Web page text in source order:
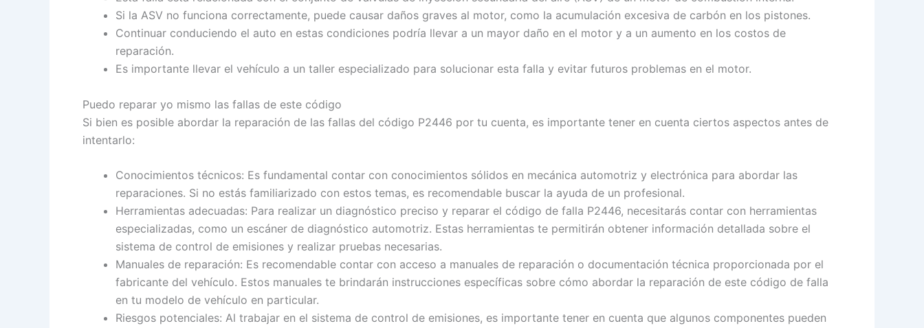
Si la ASV no funciona correctamente, puede causar daños graves al motor, como la acumulación excesiva de carbón en los pistones.
Continuar conduciendo el auto en estas condiciones podría llevar a un mayor daño en el motor y a un aumento en los costos de
reparación.
Es importante llevar el vehículo a un taller especializado para solucionar esta falla y evitar futuros problemas en el motor.
Puedo reparar yo mismo las fallas de este código
Si bien es posible abordar la reparación de las fallas del código P2446 por tu cuenta, es importante tener en cuenta ciertos aspectos antes de
intentarlo:
Conocimientos técnicos: Es fundamental contar con conocimientos sólidos en mecánica automotriz y electrónica para abordar las
reparaciones. Si no estás familiarizado con estos temas, es recomendable buscar la ayuda de un profesional.
Herramientas adecuadas: Para realizar un diagnóstico preciso y reparar el código de falla P2446, necesitarás contar con herramientas
especializadas, como un escáner de diagnóstico automotriz. Estas herramientas te permitirán obtener información detallada sobre el
sistema de control de emisiones y realizar pruebas necesarias.
Manuales de reparación: Es recomendable contar con acceso a manuales de reparación o documentación técnica proporcionada por el
fabricante del vehículo. Estos manuales te brindarán instrucciones específicas sobre cómo abordar la reparación de este código de falla
en tu modelo de vehículo en particular.
Riesgos potenciales: Al trabajar en el sistema de control de emisiones, es importante tener en cuenta que algunos componentes pueden